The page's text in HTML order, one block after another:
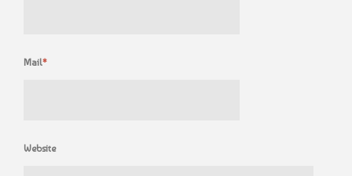
Mail*
Website